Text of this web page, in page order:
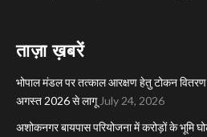
ताज़ा ख़बरें
भोपाल मंडल पर तत्काल आरक्षण हेतु टोकन वितरण
अगस्त 2026 से लागू July 24, 2026
अशोकनगर बायपास परियोजना में करोड़ों के भूमि